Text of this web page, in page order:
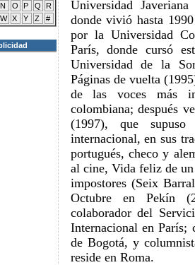
N O P Q
R
W X Y Z #
Universidad
donde vivió hasta
por la Universidad
París, donde cursó
Universidad de la
Páginas de vuelta
de las voces más
colombiana; después
(1997), que
internacional, en sus
portugués, checo y
al cine, Vida feliz de
impostores (Seix
Octubre en Pekín
colaborador del
Internacional en París;
de Bogotá, y
reside en Roma.